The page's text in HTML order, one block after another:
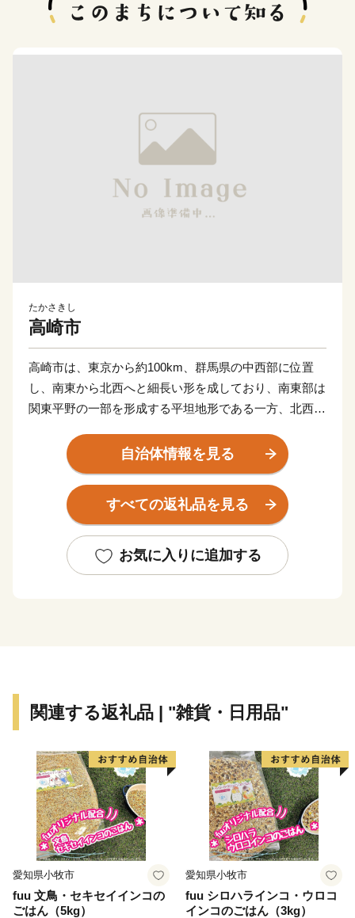
たかさきし
高崎市
高崎市は、東京から約100km、群馬県の中西部に位置
し、南東から北西へと細長い形を成しており、南東部は
関東平野の一部を形成する平坦地形である一方、北西部
地形を有している。
明治33 年に市制を施行後、昭和2年の塚沢・片岡村をは
じめ同40年の群南村まで周辺14か町村と合併し、市域
と人口が増加していった。
郷町・群馬町・新町、同10月に榛名町、平成21年6月に
吉井町と合併し、人口約37万5千人の群馬県最大の都市
集中する全国有数の内陸交通の拠点性を有し、経済、運
平成23年3月には北関東自動車道が全線開通、平成26年
2月に高崎玉村スマートインターが開設するなど、首都
圏と北陸、太平洋と日本海を結ぶ都市として、本市の拠
点性は飛躍的に向上し、広域的な都市機能と集客力を一
層高めるものと期待されている。
文化面では、戦後「ここに泉あり」で有名になった群馬
交響楽団を有し、これは昭和20年秋にスタートした高崎
市民オーケストラが母体となっている。
自治体情報を見る
すべての返礼品を見る
お気に入りに追加する
関連する返礼品 | "雑貨・日用品"
愛知県小牧市
fuu 文鳥・セキセイインコの
ごはん（5kg）
愛知県小牧市
fuu シロハラインコ・ウロコ
インコのごはん（3kg）